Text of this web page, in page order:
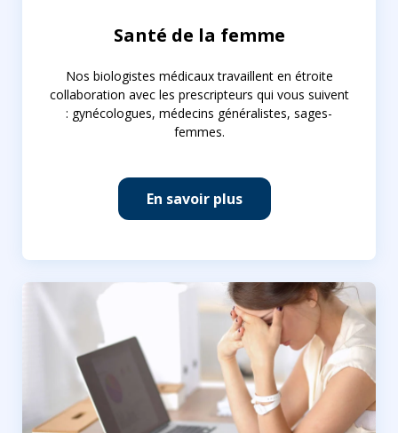
Santé de la femme
Nos biologistes médicaux travaillent en étroite
collaboration avec les prescripteurs qui vous suivent
: gynécologues, médecins généralistes, sages-
femmes.
En savoir plus